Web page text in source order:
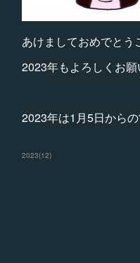
あけましておめでとう
2023年もよろしくお願
2023年は1月5日から
2023(12)